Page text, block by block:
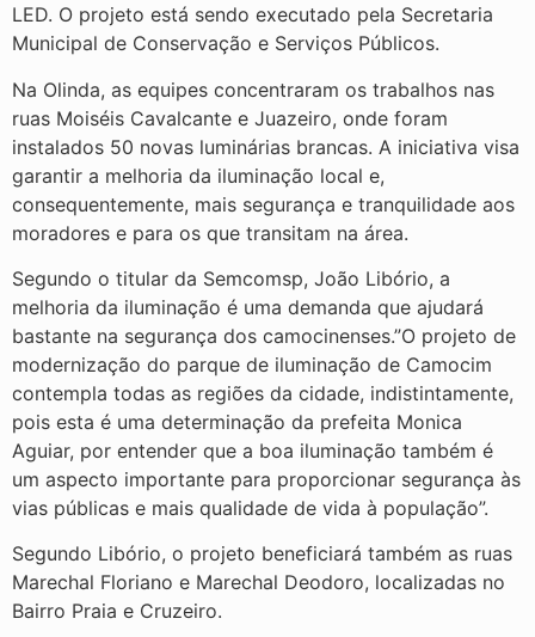
LED. O projeto está sendo executado pela Secretaria
Municipal de Conservação e Serviços Públicos.
Na Olinda, as equipes concentraram os trabalhos nas
ruas Moiséis Cavalcante e Juazeiro, onde foram
instalados 50 novas luminárias brancas. A iniciativa visa
garantir a melhoria da iluminação local e,
consequentemente, mais segurança e tranquilidade aos
moradores e para os que transitam na área.
Segundo o titular da Semcomsp, João Libório, a
melhoria da iluminação é uma demanda que ajudará
bastante na segurança dos camocinenses.”O projeto de
modernização do parque de iluminação de Camocim
contempla todas as regiões da cidade, indistintamente,
pois esta é uma determinação da prefeita Monica
Aguiar, por entender que a boa iluminação também é
um aspecto importante para proporcionar segurança às
vias públicas e mais qualidade de vida à população”.
Segundo Libório, o projeto beneficiará também as ruas
Marechal Floriano e Marechal Deodoro, localizadas no
Bairro Praia e Cruzeiro.